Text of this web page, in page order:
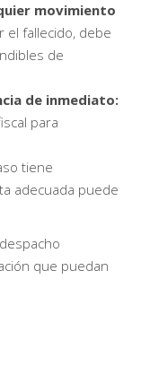
movimiento
el fallecido, debe
de
de inmediato:
para
tiene
adecuada puede
que puedan